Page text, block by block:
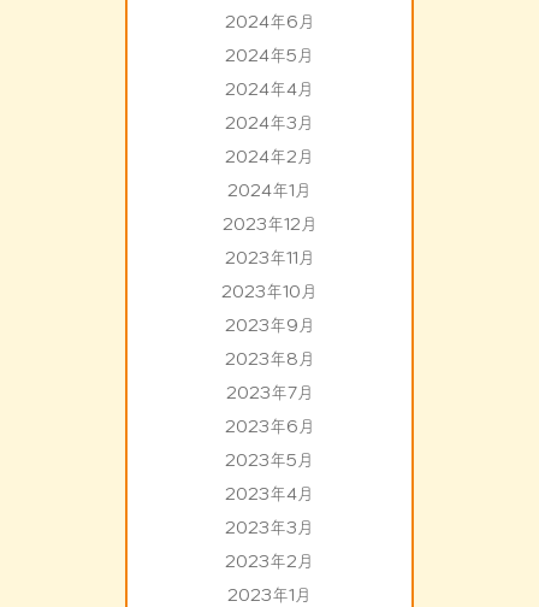
2024年6月
2024年5月
2024年4月
2024年3月
2024年2月
2024年1月
2023年12月
2023年11月
2023年10月
2023年9月
2023年8月
2023年7月
2023年6月
2023年5月
2023年4月
2023年3月
2023年2月
2023年1月